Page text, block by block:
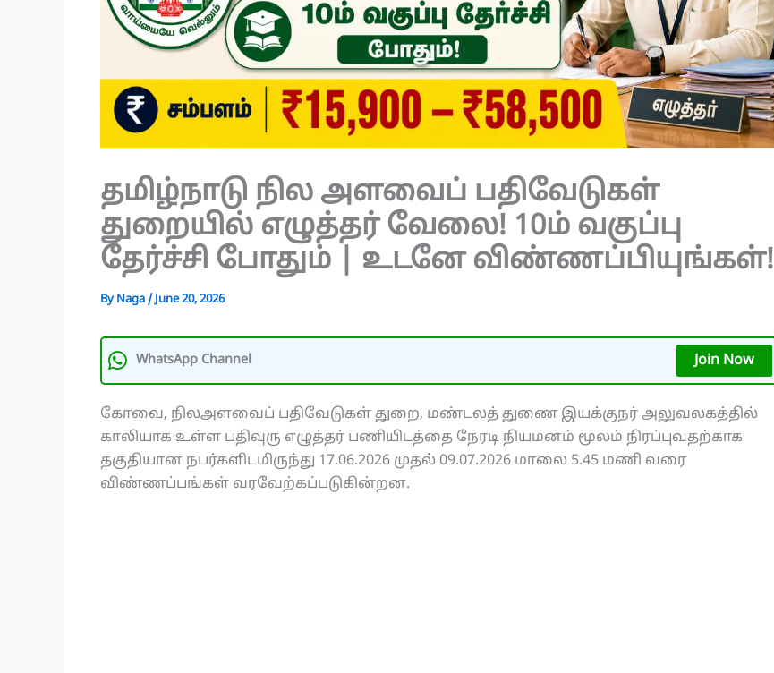
தமிழ்நாடு நில அளவைப் பதிவேடுகள்
துறையில் எழுத்தர் வேலை! 10ம் வகுப்பு
தேர்ச்சி போதும் | உடனே விண்ணப்பியுங்கள்!
By Naga/June 20, 2026
WhatsApp Channel Join Now
கோவை, நிலஅளவைப் பதிவேடுகள் துறை, மண்டலத் துணை இயக்குநர் அலுவலகத்தில்
காலியாக உள்ள பதிவுரு எழுத்தர் பணியிடத்தை நேரடி நியமனம் மூலம் நிரப்புவதற்காக
தகுதியான நபர்களிடமிருந்து 17.06.2026 முதல் 09.07.2026 மாலை 5.45 மணி வரை
விண்ணப்பங்கள் வரவேற்கப்படுகின்றன.